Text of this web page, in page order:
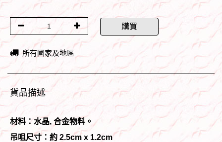
購買
所有國家及地區
貨品描述
材料：水晶, 合金物料。
吊咀尺寸：約 2.5cm x 1.2cm